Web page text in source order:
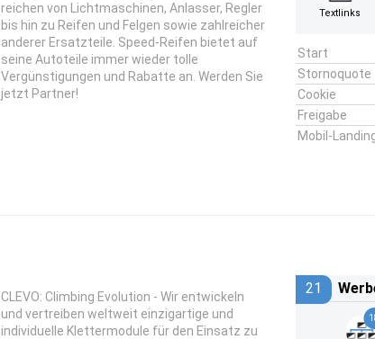
reichen von Lichtmaschinen, Anlasser, Regler
bis hin zu Reifen und Felgen sowie zahlreicher
anderer Ersatzteile. Speed-Reifen bietet auf
seine Autoteile immer wieder tolle
Vergünstigungen und Rabatte an. Werden Sie
jetzt Partner!
Textlinks
Start
Stornoquote
Cookie
Freigabe
Mobil-
CLEVO: Climbing Evolution - Wir entwickeln
und vertreiben weltweit einzigartige und
individuelle Klettermodule für den Einsatz zu
21